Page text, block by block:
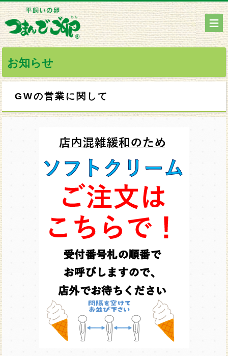
お知らせ
GWの営業に関して